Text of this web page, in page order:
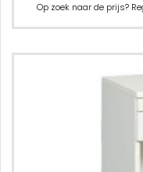
Op zoek naar de prijs?